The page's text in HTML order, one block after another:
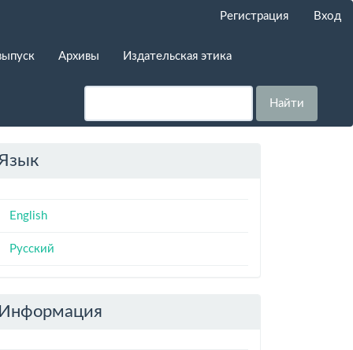
Регистрация Вход
Архивы Издательская этика
Найти
English
Русский
Информация